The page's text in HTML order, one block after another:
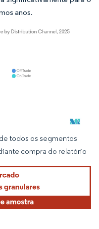
anos.
atribuição conforme CC BY 4.0.
todos os segmentos
compra do relatório